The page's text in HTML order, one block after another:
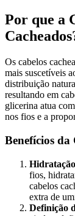
Por que a
Os cabelos
mais suscetíveis
distribuição
resultando em
glicerina atua
nos fios e a
Benefícios da
fios,
cabelos
extra de
Definição